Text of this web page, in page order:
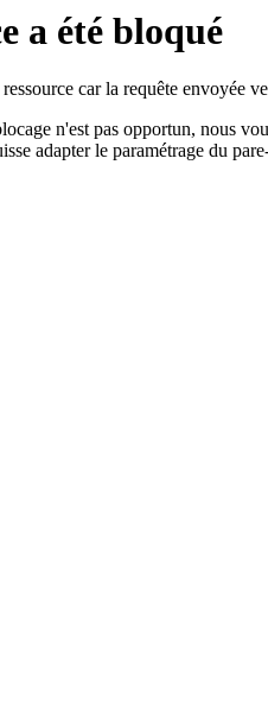
a été bloqué
car la requête envoyée
n'est pas opportun, nous
adapter le paramétrage du